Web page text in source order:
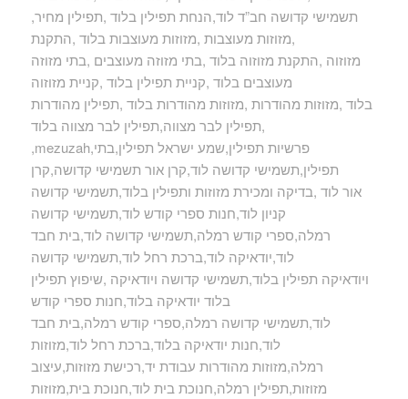
,תשמישי קדושה חב”ד לוד,הנחת תפילין בלוד ,תפילין מחיר
,מזוזות מעוצבות ,מזוזות מעוצבות בלוד ,התקנת
מזוזוה ,התקנת מזוזוה בלוד ,בתי מזוזה מעוצבים ,בתי מזוזה
מעוצבים בלוד ,קניית תפילין בלוד ,קניית מזוזוה
בלוד ,מזוזות מהודרות ,מזוזות מהודרות בלוד ,תפילין מהודרות
,תפילין לבר מצווה,תפילין לבר מצווה בלוד
,mezuzah,פרשיות תפילין,שמע ישראל תפילין,בתי
תפילין,תשמישי קדושה לוד,קרן אור תשמישי קדושה,קרן
אור לוד ,בדיקה ומכירת מזוזות ותפילין בלוד,תשמישי קדושה
קניון לוד,חנות ספרי קודש לוד,תשמישי קדושה
רמלה,ספרי קודש רמלה,תשמישי קדושה לוד,בית חבד
לוד,יודאיקה לוד,ברכת רחל לוד,תשמישי קדושה
ויודאיקה תפילין בלוד,תשמישי קדושה ויודאיקה ,שיפוץ תפילין
בלוד יודאיקה בלוד,חנות ספרי קודש
לוד,תשמישי קדושה רמלה,ספרי קודש רמלה,בית חבד
לוד,חנות יודאיקה בלוד,ברכת רחל לוד,מזוזות
רמלה,מזוזות מהודרות עבודת יד,רכישת מזוזות,עיצוב
מזוזות,תפילין רמלה,חנוכת בית לוד,חנוכת בית,מזוזות